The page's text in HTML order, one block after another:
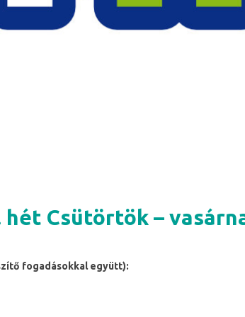
hét Csütörtök –
fogadásokkal együtt):